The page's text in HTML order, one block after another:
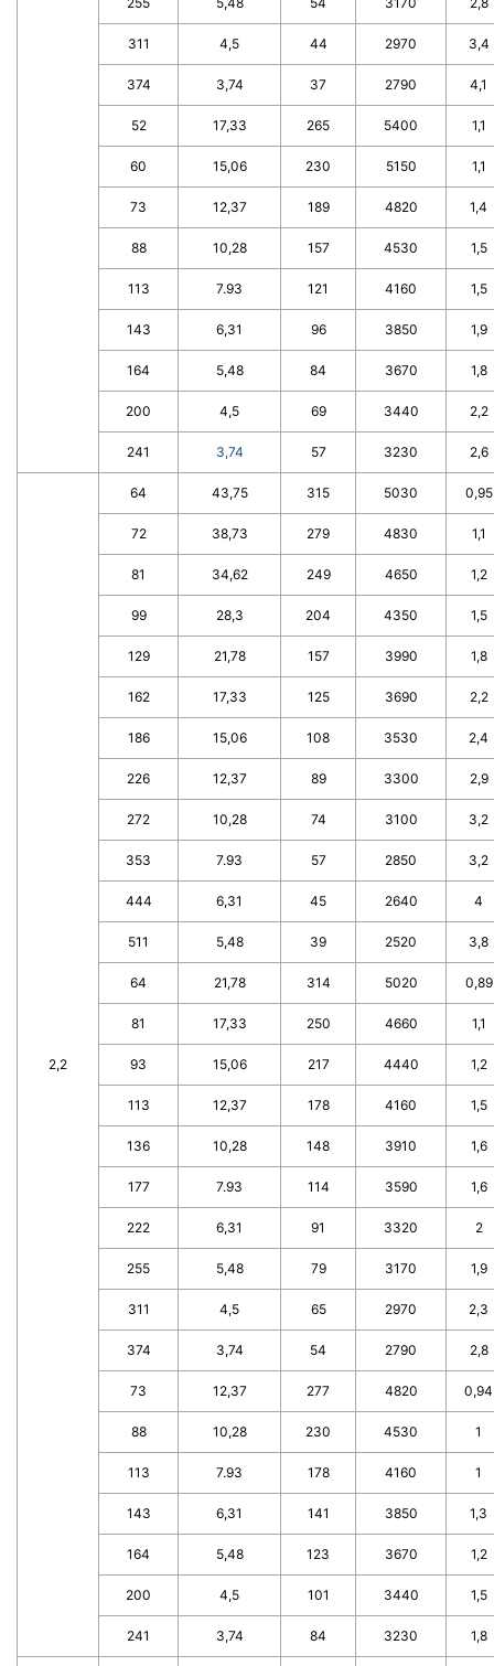
311 4,5 44 2970 3,4
374 3,74 37 2790 4,1
52 17,33 265 5400 1,1
60 15,06 230 5150 1,1
73 12,37 189 4820 1,4
88 10,28 157 4530 1,5
113 7.93 121 4160 1,5
143 6,31 96 3850 1,9
164 5,48 84 3670 1,8
200 4,5 69 3440 2,2
241 3,74 57 3230 2,6
2,2
64 43,75 315 5030 0,95
72 38,73 279 4830 1,1
81 34,62 249 4650 1,2
99 28,3 204 4350 1,5
129 21,78 157 3990 1,8
162 17,33 125 3690 2,2
186 15,06 108 3530 2,4
226 12,37 89 3300 2,9
272 10,28 74 3100 3,2
353 7.93 57 2850 3,2
444 6,31 45 2640 4
511 5,48 39 2520 3,8
64 21,78 314 5020 0,89
81 17,33 250 4660 1,1
93 15,06 217 4440 1,2
113 12,37 178 4160 1,5
136 10,28 148 3910 1,6
177 7.93 114 3590 1,6
222 6,31 91 3320 2
255 5,48 79 3170 1,9
311 4,5 65 2970 2,3
374 3,74 54 2790 2,8
73 12,37 277 4820 0,94
88 10,28 230 4530 1
113 7.93 178 4160 1
143 6,31 141 3850 1,3
164 5,48 123 3670 1,2
200 4,5 101 3440 1,5
241 3,74 84 3230 1,8